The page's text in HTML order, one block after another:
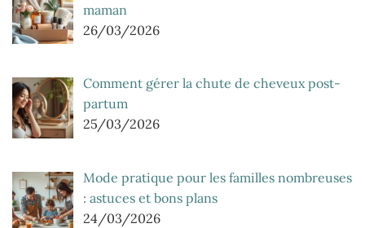
maman
26/03/2026
Comment gérer la chute de cheveux post-
partum
25/03/2026
Mode pratique pour les familles nombreuses
: astuces et bons plans
24/03/2026